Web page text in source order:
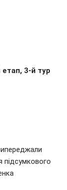
3-й тур
підсумкового